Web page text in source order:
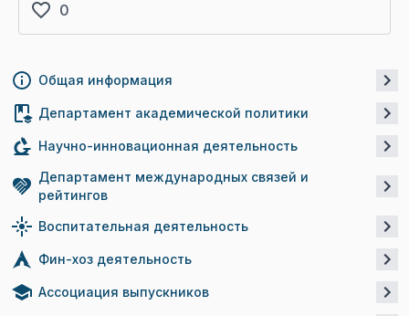
Общая информация
Департамент академической политики
Научно-инновационная деятельность
Департамент международных связей и
рейтингов
Воспитательная деятельность
Фин-хоз деятельность
Ассоциация выпускников
0